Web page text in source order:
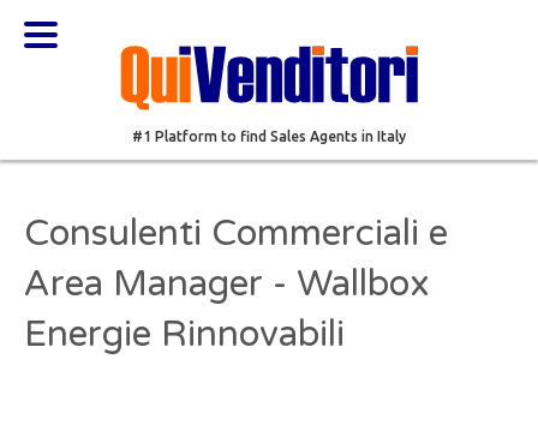
#1 Platform to find Sales Agents in Italy
Consulenti Commerciali e
Area Manager - Wallbox
Energie Rinnovabili